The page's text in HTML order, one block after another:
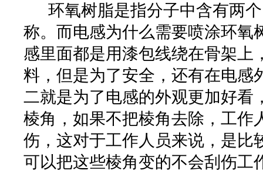
环氧树脂是指分子中含有两个
称。而电感为什么需要喷涂环氧
感里面都是用漆包线绕在骨架上
料，但是为了安全，还有在电感
二就是为了电感的外观更加好看
棱角，如果不把棱角去除，工作
伤，这对于工作人员来说，是比
可以把这些棱角变的不会刮伤工